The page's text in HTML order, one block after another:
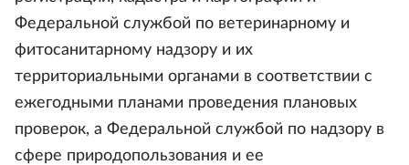
Федеральной службой по ветеринарному и
фитосанитарному надзору и их
территориальными органами в соответствии с
ежегодными планами проведения плановых
проверок, а Федеральной службой по надзору в
сфере природопользования и ее